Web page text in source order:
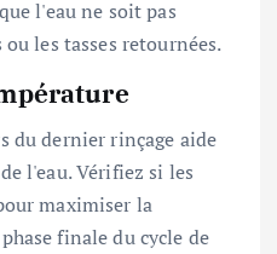
l'eau ne soit pas
les tasses retournées.
du dernier rinçage aide
l'eau. Vérifiez si les
maximiser la
finale du cycle de